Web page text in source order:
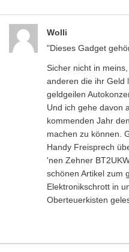
Wolli
"Dieses Gadget
Sicher nicht in
anderen die ihr Geld
geldgeilen
Und ich gehe davon
kommenden Jahr
machen zu können.
Handy Freisprech
'nen Zehner
schönen Artikel zum
Elektronikschrott in
Oberteuerkisten